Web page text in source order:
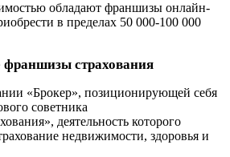
обладают франшизы онлайн-
в пределах 50 000-100 000
страхования
«Брокер», позиционирующей себя
советника
деятельность которого
недвижимости, здоровья и